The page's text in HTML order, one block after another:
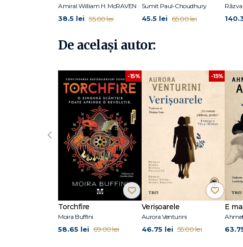
peste douăzeci de ani și a scris pentru numeroase ziare și
Amiral William H. McRAVEN
38.5 lei 55.00 lei
Sumit Paul-Choudhury
45.5 lei 65.00 lei
De același autor:
-15%
Torchfire
Moira Buffini
58.65 lei 69.00 lei
-15%
Verișoarele
Aurora Venturini
46.75 lei 55.00 lei
‹